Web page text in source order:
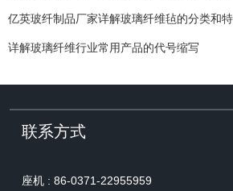
亿英玻纤制品厂家详解玻璃纤维毡的分类和
详解玻璃纤维行业常用产品的代号缩写
联系方式
座机 : 86-0371-22955959